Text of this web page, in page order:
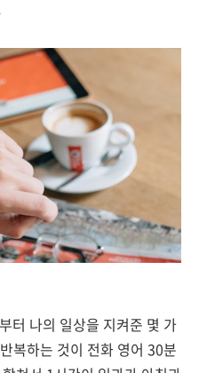
터 나의 일상을 지켜준 몇 가
복하는 것이 전화 영어 30분